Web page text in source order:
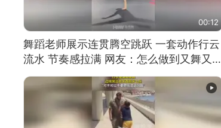
00:12
舞蹈老师展示连贯腾空跳跃 一套动作行云
流水 节奏感拉满 网友：怎么做到又舞又武
的？